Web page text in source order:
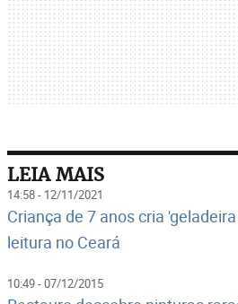
LEIA MAIS
14:58 - 12/11/2021
Criança de 7 anos cria
leitura no Ceará
10:49 - 07/12/2015